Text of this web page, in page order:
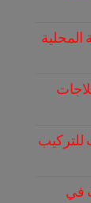
المحلية
للتركيب
في